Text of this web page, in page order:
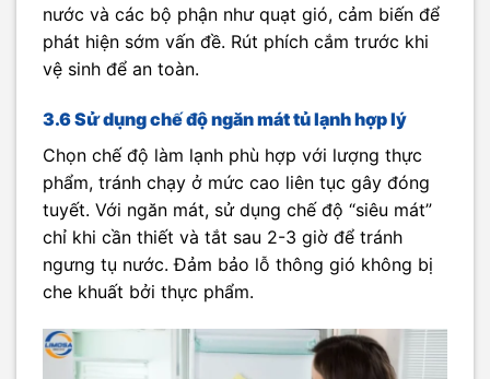
nước và các bộ phận như quạt gió, cảm biến để
phát hiện sớm vấn đề. Rút phích cắm trước khi
vệ sinh để an toàn.
3.6 Sử dụng chế độ ngăn mát tủ lạnh hợp lý
Chọn chế độ làm lạnh phù hợp với lượng thực
phẩm, tránh chạy ở mức cao liên tục gây đóng
tuyết. Với ngăn mát, sử dụng chế độ “siêu mát”
chỉ khi cần thiết và tắt sau 2-3 giờ để tránh
ngưng tụ nước. Đảm bảo lỗ thông gió không bị
che khuất bởi thực phẩm.